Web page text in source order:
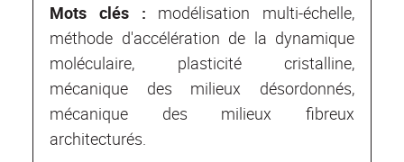
Mots clés : modélisation multi-échelle,
méthode d'accélération de la dynamique
moléculaire, plasticité cristalline,
mécanique des milieux désordonnés,
mécanique des milieux fibreux
architecturés.